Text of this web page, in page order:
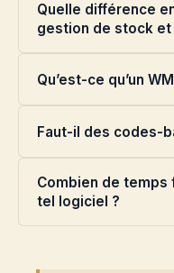
Quelle différence
gestion de stock et
Qu’est-ce qu’un
Faut-il des codes-
Combien de
tel logiciel ?